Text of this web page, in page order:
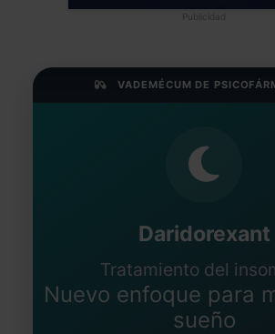
Publicidad
VADEMÉCUM DE
Daridorexant
Tratamiento del
Nuevo enfoque para
sueño